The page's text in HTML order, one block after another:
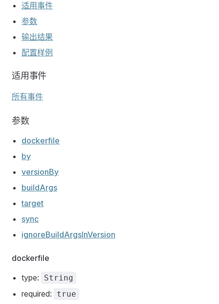
适用事件
参数
输出结果
配置样例
适用事件
所有事件
参数
dockerfile
by
versionBy
buildArgs
target
sync
ignoreBuildArgsInVersion
dockerfile
type:
String
required: true